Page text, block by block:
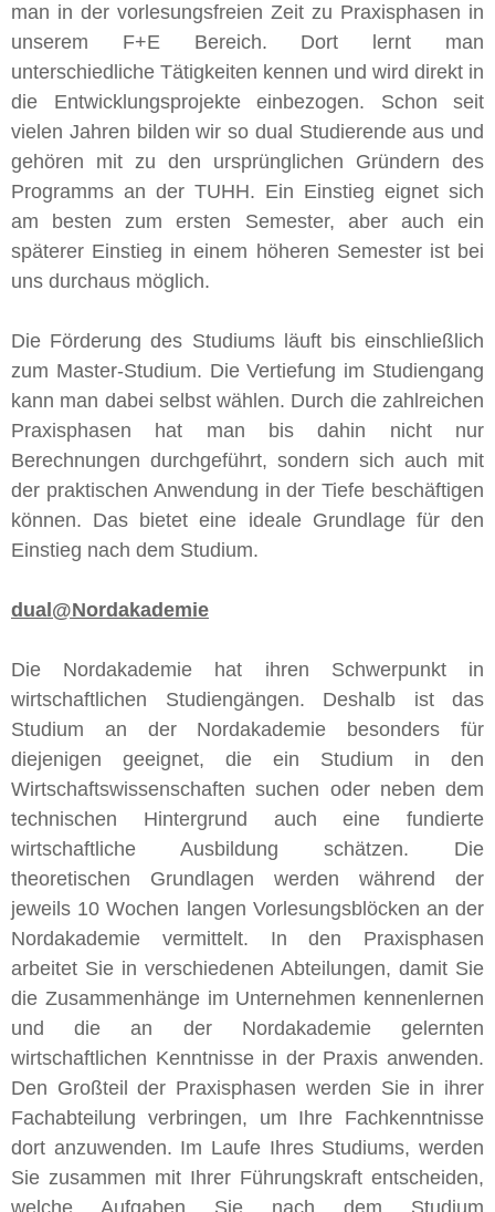
man in der vorlesungsfreien Zeit zu Praxisphasen in
unserem F+E Bereich. Dort lernt man
unterschiedliche Tätigkeiten kennen und wird direkt in
die Entwicklungsprojekte einbezogen. Schon seit
vielen Jahren bilden wir so dual Studierende aus und
gehören mit zu den ursprünglichen Gründern des
Programms an der TUHH. Ein Einstieg eignet sich
am besten zum ersten Semester, aber auch ein
späterer Einstieg in einem höheren Semester ist bei
uns durchaus möglich.
Die Förderung des Studiums läuft bis einschließlich
zum Master-Studium. Die Vertiefung im Studiengang
kann man dabei selbst wählen. Durch die zahlreichen
Praxisphasen hat man bis dahin nicht nur
Berechnungen durchgeführt, sondern sich auch mit
der praktischen Anwendung in der Tiefe beschäftigen
können. Das bietet eine ideale Grundlage für den
Einstieg nach dem Studium.
dual@Nordakademie
Die Nordakademie hat ihren Schwerpunkt in
wirtschaftlichen Studiengängen. Deshalb ist das
Studium an der Nordakademie besonders für
diejenigen geeignet, die ein Studium in den
Wirtschaftswissenschaften suchen oder neben dem
technischen Hintergrund auch eine fundierte
wirtschaftliche Ausbildung schätzen. Die
theoretischen Grundlagen werden während der
jeweils 10 Wochen langen Vorlesungsblöcken an der
Nordakademie vermittelt. In den Praxisphasen
arbeitet Sie in verschiedenen Abteilungen, damit Sie
die Zusammenhänge im Unternehmen kennenlernen
und die an der Nordakademie gelernten
wirtschaftlichen Kenntnisse in der Praxis anwenden.
Den Großteil der Praxisphasen werden Sie in ihrer
Fachabteilung verbringen, um Ihre Fachkenntnisse
dort anzuwenden. Im Laufe Ihres Studiums, werden
Sie zusammen mit Ihrer Führungskraft entscheiden,
welche Aufgaben Sie nach dem Studium